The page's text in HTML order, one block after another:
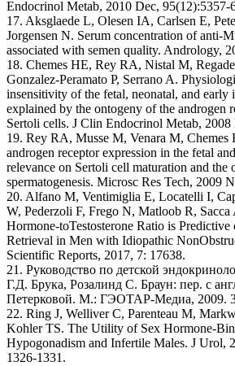
Endocrinol Metab, 2010 Dec, 95(12):5357-
17. Aksglaede L, Olesen IA, Carlsen E,
Jorgensen N. Serum concentration of anti-
associated with semen quality. Andrology,
18. Chemes HE, Rey RA, Nistal M,
Gonzalez-Peramato P, Serrano A.
insensitivity of the fetal, neonatal, and early
explained by the ontogeny of the androgen
Sertoli cells. J Clin Endocrinol Metab,
19. Rey RA, Musse M, Venara M, Chemes
androgen receptor expression in the fetal
relevance on Sertoli cell maturation and the
spermatogenesis. Microsc Res Tech, 2009
20. Alfano M, Ventimiglia E, Locatelli I,
W, Pederzoli F, Frego N, Matloob R,
Hormone-toTestosterone Ratio is Predictive
Retrieval in Men with Idiopathic
Scientific Reports, 2017, 7: 17638.
21. Руководство по детской
Г.Д. Брука, Розалинд С. Браун: пер. с
Петерковой. М.: ГЭОТАР-Медиа, 2009.
22. Ring J, Welliver C, Parenteau M,
Kohler TS. The Utility of Sex Hormone-
Hypogonadism and Infertile Males. J Urol,
1326-1331.